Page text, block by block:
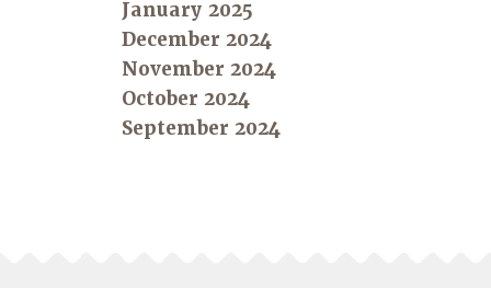
January 2025
December 2024
November 2024
October 2024
September 2024